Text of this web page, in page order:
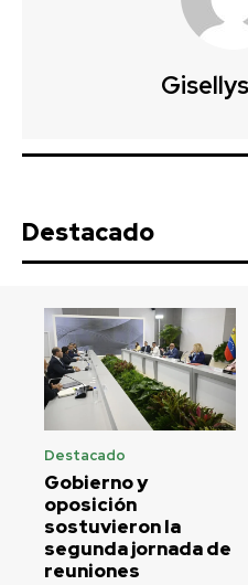
Destacado
Destacado
Gobierno y
oposición
sostuvieron la
segunda jornada de
reuniones